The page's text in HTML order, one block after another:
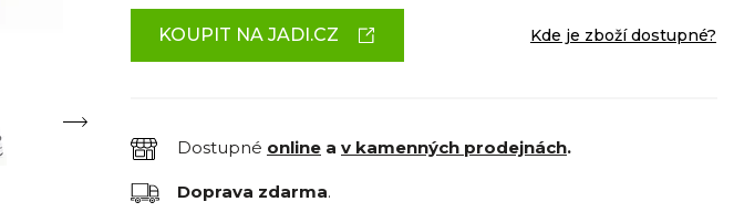
KOUPIT NA JADI.CZ Kde je zboží dostupné?
Dostupné online a v kamenných prodejnách.
Doprava zdarma.